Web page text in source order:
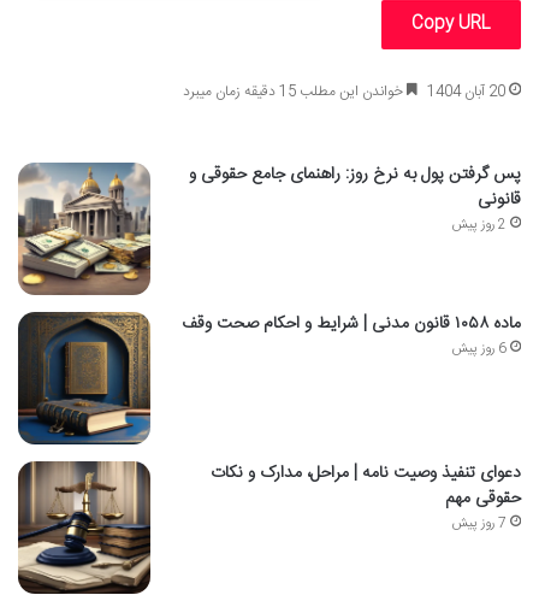
Copy URL
20 آبان 1404 خواندن این مطلب 15 دقیقه زمان میبرد
پس گرفتن پول به نرخ روز: راهنمای جامع حقوقی و
قانونی
2 روز پیش
ماده ۱۰۵۸ قانون مدنی | شرایط و احکام صحت وقف
6 روز پیش
دعوای تنفیذ وصیت نامه | مراحل، مدارک و نکات
حقوقی مهم
7 روز پیش